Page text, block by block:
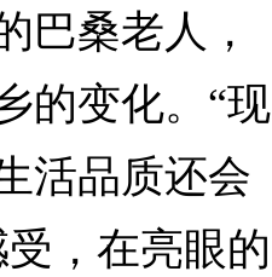
桑老人，
的变化。“现
活品质还会
，在亮眼的